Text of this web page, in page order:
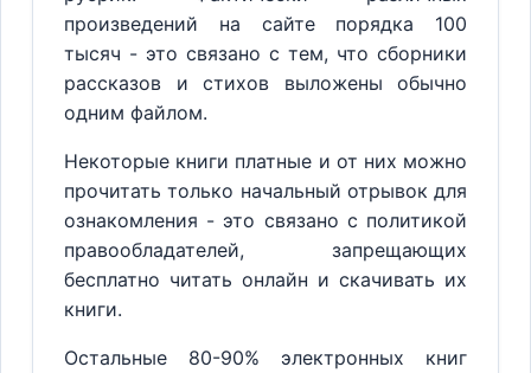
произведений на сайте порядка 100
тысяч - это связано с тем, что сборники
рассказов и стихов выложены обычно
одним файлом.
Некоторые книги платные и от них можно
прочитать только начальный отрывок для
ознакомления - это связано с политикой
правообладателей, запрещающих
бесплатно читать онлайн и скачивать их
книги.
Остальные 80-90% электронных книг